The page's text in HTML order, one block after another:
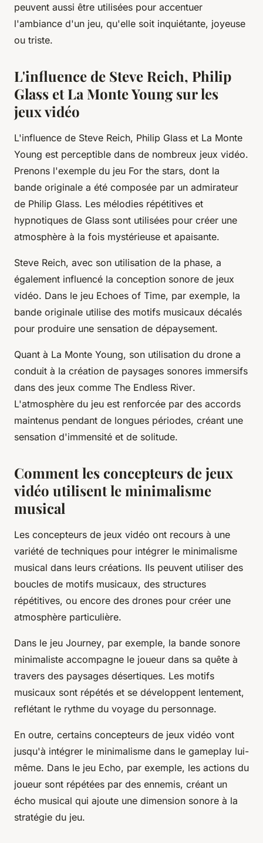
peuvent aussi être utilisées pour accentuer
l'ambiance d'un jeu, qu'elle soit inquiétante, joyeuse
ou triste.
L'influence de Steve Reich, Philip
Glass et La Monte Young sur les
jeux vidéo
L'influence de Steve Reich, Philip Glass et La Monte
Young est perceptible dans de nombreux jeux vidéo.
Prenons l'exemple du jeu For the stars, dont la
bande originale a été composée par un admirateur
de Philip Glass. Les mélodies répétitives et
hypnotiques de Glass sont utilisées pour créer une
atmosphère à la fois mystérieuse et apaisante.
Steve Reich, avec son utilisation de la phase, a
également influencé la conception sonore de jeux
vidéo. Dans le jeu Echoes of Time, par exemple, la
bande originale utilise des motifs musicaux décalés
pour produire une sensation de dépaysement.
Quant à La Monte Young, son utilisation du drone a
conduit à la création de paysages sonores immersifs
dans des jeux comme The Endless River.
L'atmosphère du jeu est renforcée par des accords
maintenus pendant de longues périodes, créant une
sensation d'immensité et de solitude.
Comment les concepteurs de jeux
vidéo utilisent le minimalisme
musical
Les concepteurs de jeux vidéo ont recours à une
variété de techniques pour intégrer le minimalisme
musical dans leurs créations. Ils peuvent utiliser des
boucles de motifs musicaux, des structures
répétitives, ou encore des drones pour créer une
atmosphère particulière.
Dans le jeu Journey, par exemple, la bande sonore
minimaliste accompagne le joueur dans sa quête à
travers des paysages désertiques. Les motifs
musicaux sont répétés et se développent lentement,
reflétant le rythme du voyage du personnage.
En outre, certains concepteurs de jeux vidéo vont
jusqu'à intégrer le minimalisme dans le gameplay lui-
même. Dans le jeu Echo, par exemple, les actions du
joueur sont répétées par des ennemis, créant un
écho musical qui ajoute une dimension sonore à la
stratégie du jeu.